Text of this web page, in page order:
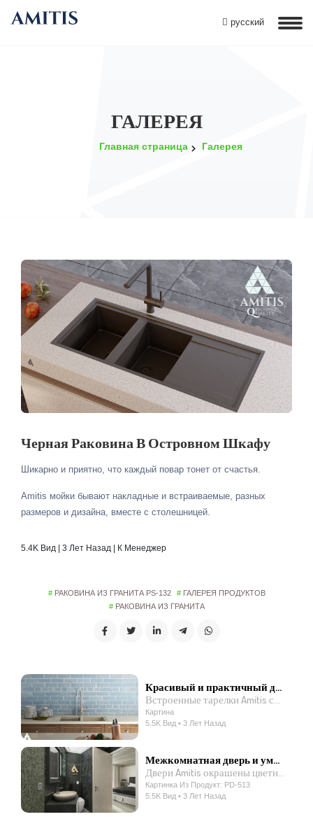
русский
ГАЛЕРЕЯ
Главная страница Галерея
Черная Раковина В Островном Шкафу
Шикарно и приятно, что каждый повар тонет от счастья.
Amitis мойки бывают накладные и встраиваемые, разных
размеров и дизайна, вместе с столешницей.
5.4K Вид | 3 Лет Назад | К Менеджер
РАКОВИНА ИЗ ГРАНИТА PS-132
ГАЛЕРЕЯ ПРОДУКТОВ
РАКОВИНА ИЗ ГРАНИТА
Красивый и практичный дизайн для вашей кухни
Картина
5.5K Вид • 3 Лет Назад
Межкомнатная дверь и умывальник Amitis — это сочетание красоты и функциональности для вашего дома.
Картинка Из Продукт: PD-513
5.5K Вид • 3 Лет Назад